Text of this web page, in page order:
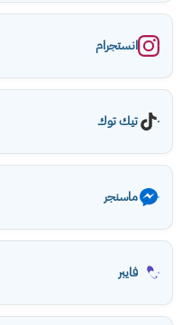
انستجرام
تيك توك
ماسنجر
فايبر